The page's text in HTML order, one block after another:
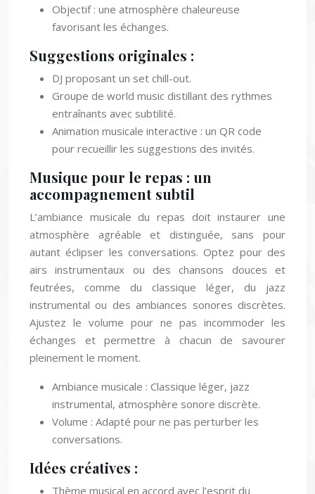
Objectif : une atmosphère chaleureuse
favorisant les échanges.
Suggestions originales :
DJ proposant un set chill-out.
Groupe de world music distillant des rythmes
entraînants avec subtilité.
Animation musicale interactive : un QR code
pour recueillir les suggestions des invités.
Musique pour le repas : un
accompagnement subtil
L’ambiance musicale du repas doit instaurer une
atmosphère agréable et distinguée, sans pour
autant éclipser les conversations. Optez pour des
airs instrumentaux ou des chansons douces et
feutrées, comme du classique léger, du jazz
instrumental ou des ambiances sonores discrètes.
Ajustez le volume pour ne pas incommoder les
échanges et permettre à chacun de savourer
pleinement le moment.
Ambiance musicale : Classique léger, jazz
instrumental, atmosphère sonore discrète.
Volume : Adapté pour ne pas perturber les
conversations.
Idées créatives :
Thème musical en accord avec l’esprit du